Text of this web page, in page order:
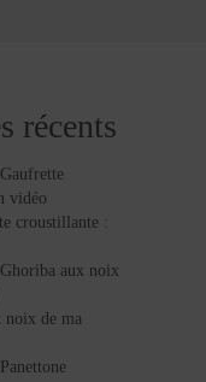
récents
Gaufrette
vidéo
croustillante :
Ghoriba aux noix
noix de ma
Panettone